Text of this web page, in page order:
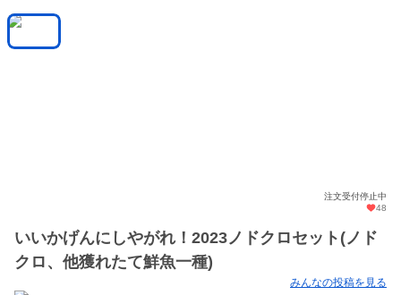
注文受付停止中
48
いいかげんにしやがれ！2023ノドクロセット(ノド
クロ、他獲れたて鮮魚一種)
みんなの投稿を見る